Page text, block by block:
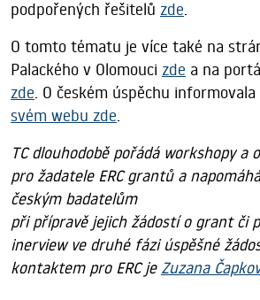
podpořených řešitelů zde.
O tomto tématu je více také na
Palackého v Olomouci zde a na
zde. O českém úspěchu
svém webu zde.
TC dlouhodobě pořádá workshopy a
pro žadatele ERC grantů a
českým badatelům
při přípravě jejich žádostí o grant či
inerview ve druhé fázi úspěšné
kontaktem pro ERC je Zuzana